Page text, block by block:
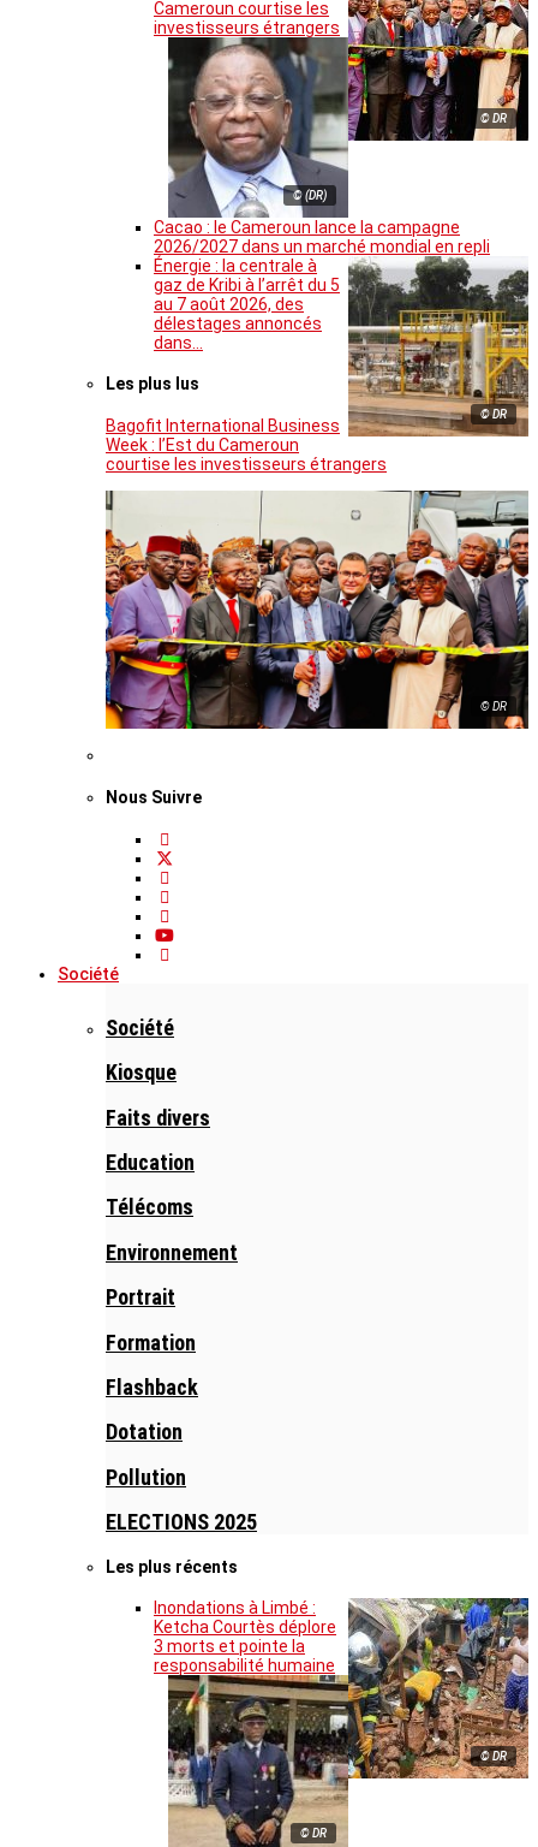
© DR
Cameroun courtise les
investisseurs étrangers
© (DR)
Cacao : le Cameroun lance la campagne
2026/2027 dans un marché mondial en repli
© DR
Énergie : la centrale à
gaz de Kribi à l’arrêt du 5
au 7 août 2026, des
délestages annoncés
dans…
Les plus lus
Bagofit International Business
Week : l’Est du Cameroun
courtise les investisseurs étrangers
© DR
Nous Suivre
Société
Société
Kiosque
Faits divers
Education
Télécoms
Environnement
Portrait
Formation
Flashback
Dotation
Pollution
ELECTIONS 2025
Les plus récents
© DR
Inondations à Limbé :
Ketcha Courtès déplore
3 morts et pointe la
responsabilité humaine
© DR